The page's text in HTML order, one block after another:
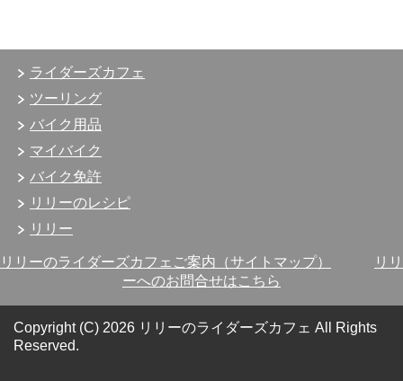
ライダーズカフェ
ツーリング
バイク用品
マイバイク
バイク免許
リリーのレシピ
リリー
リリーのライダーズカフェご案内（サイトマップ）
リリ
ーへのお問合せはこちら
Copyright (C) 2026 リリーのライダーズカフェ All Rights
Reserved.